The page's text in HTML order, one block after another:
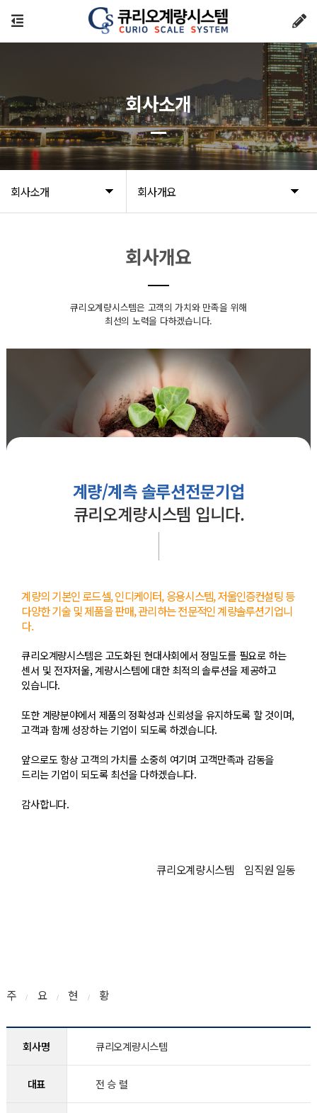
회사소개 회사개요
회사소개
회사개요
큐리오계량시스템은 고객의 가치와 만족을 위해
최선의 노력을 다하겠습니다.
계량/계측 솔루션전문기업
큐리오계량시스템 입니다.
계량의 기본인 로드셀, 인디케이터, 응용시스템, 저울인증컨설팅 등
다양한 기술 및 제품을 판매, 관리하는 전문적인 계량솔루션기업니
다.
큐리오계량시스템은 고도화된 현대사회에서 정밀도를 필요로 하는
센서 및 전자저울, 계량시스템에 대한 최적의 솔루션을 제공하고
있습니다.
또한 계량분야에서 제품의 정확성과 신뢰성을 유지하도록 할 것이며,
고객과 함께 성장하는 기업이 되도록 하겠습니다.
앞으로도 항상 고객의 가치를 소중히 여기며 고객만족과 감동을
드리는 기업이 되도록 최선을 다하겠습니다.
감사합니다.
큐리오계량시스템 임직원 일동
주/ 요/ 현 / 황
회사명 큐리오계량시스템
대표 전 승 렬